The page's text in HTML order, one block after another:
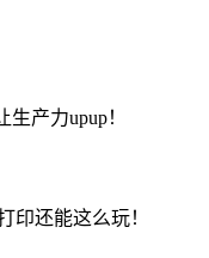
产力upup！
印还能这么玩！